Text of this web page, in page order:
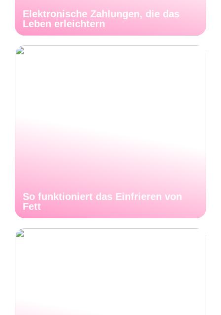
Elektronische Zahlungen, die das
Leben erleichtern
So funktioniert das Einfrieren von
Fett